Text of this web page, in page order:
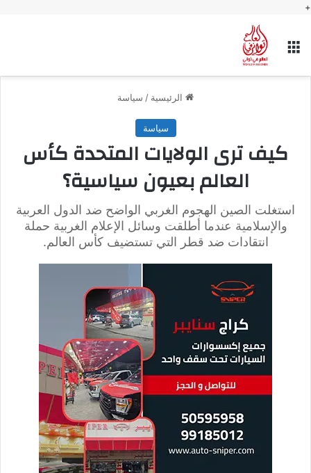
+
القائمة
الرئيسية / سياسة
سياسة
كيف ترى الولايات المتحدة كأس
العالم بعيون سياسية؟
استغلت الصين الهجوم الغربي الواضح ضد الدول العربية
والإسلامية عندما أطلقت وسائل الإعلام الغربية حملة
انتقادات ضد قطر التي تستضيف كأس العالم.